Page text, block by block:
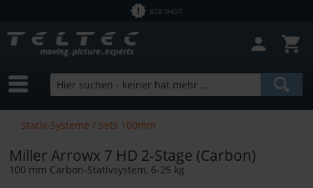
B2B SHOP
Stativ-Systeme / Sets 100mm
Miller Arrowx 7 HD 2-Stage (Carbon)
100 mm Carbon-Stativsystem, 6-25 kg
Sofort lieferbar
Hersteller
von 1,43 € bis12758,00 €